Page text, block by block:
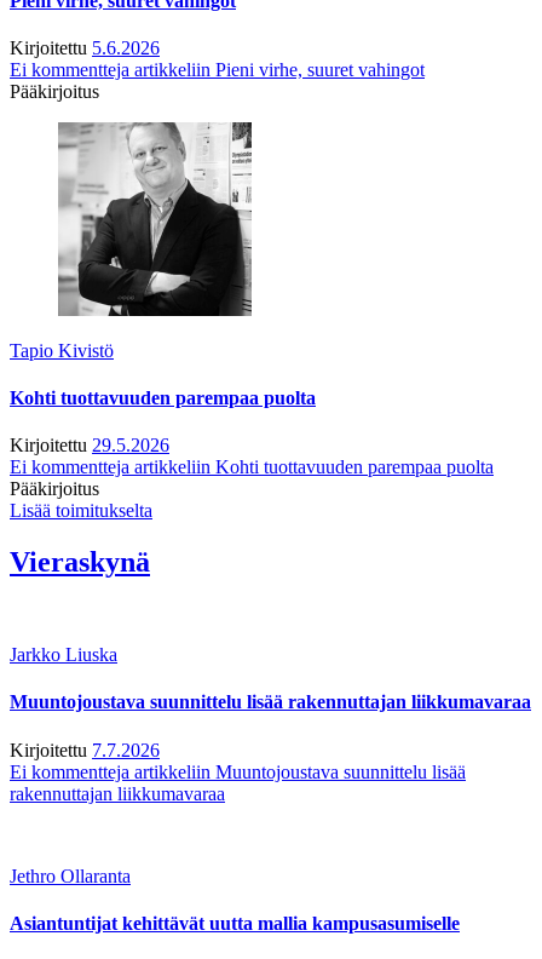
Kirjoitettu 5.6.2026
Ei kommentteja artikkeliin Pieni virhe, suuret vahingot
Pääkirjoitus
Tapio Kivistö
Kohti tuottavuuden parempaa puolta
Kirjoitettu 29.5.2026
Ei kommentteja artikkeliin Kohti tuottavuuden parempaa puolta
Pääkirjoitus
Lisää toimitukselta
Vieraskynä
Jarkko Liuska
Muuntojoustava suunnittelu lisää rakennuttajan liikkumavaraa
Kirjoitettu 7.7.2026
Ei kommentteja artikkeliin Muuntojoustava suunnittelu lisää
rakennuttajan liikkumavaraa
Jethro Ollaranta
Asiantuntijat kehittävät uutta mallia kampusasumiselle